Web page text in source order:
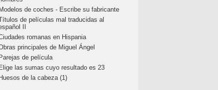
de coches - Escribe su fabricante
de películas mal traducidas al
II
romanas en Hispania
principales de Miguel Ángel
de película
las sumas cuyo resultado es 23
de la cabeza (1)